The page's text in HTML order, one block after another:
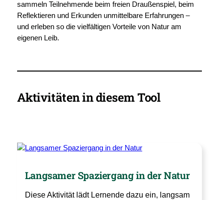
sammeln Teilnehmende beim freien Draußenspiel, beim
Reflektieren und Erkunden unmittelbare Erfahrungen –
und erleben so die vielfältigen Vorteile von Natur am
eigenen Leib.
Aktivitäten in diesem Tool
Langsamer Spaziergang in der Natur
Diese Aktivität lädt Lernende dazu ein, langsam